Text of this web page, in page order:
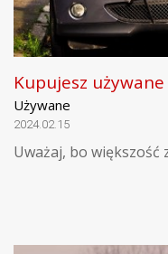
Kupujesz używane
Używane
2024.02.15
Uważaj, bo większość